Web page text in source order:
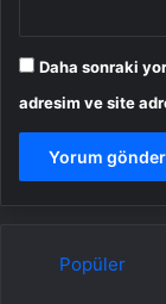
Daha sonraki
adresim ve site
Popüler